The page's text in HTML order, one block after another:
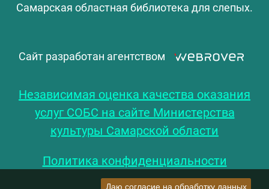
Самарская областная библиотека для слепых.
Сайт разработан агентством
Независимая оценка качества оказания
услуг СОБС на сайте Министерства
культуры Самарской области
Политика конфиденциальности
Даю согласие на обработку данных